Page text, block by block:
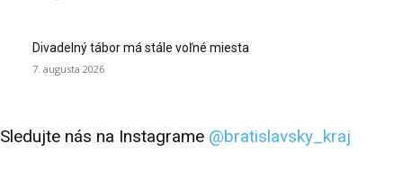
Divadelný tábor má stále voľné miesta
7. augusta 2026
Sledujte nás na Instagrame @bratislavsky_kraj